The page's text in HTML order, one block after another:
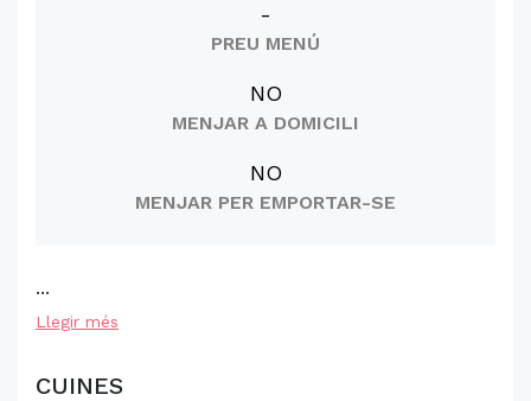
-
PREU MENÚ
NO
MENJAR A DOMICILI
NO
MENJAR PER EMPORTAR-SE
...
Llegir més
CUINES